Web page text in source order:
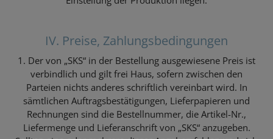
IV. Preise, Zahlungsbedingungen
1. Der von „SKS“ in der Bestellung ausgewiesene Preis ist
verbindlich und gilt frei Haus, sofern zwischen den
Parteien nichts anderes schriftlich vereinbart wird. In
sämtlichen Auftragsbestätigungen, Lieferpapieren und
Rechnungen sind die Bestellnummer, die Artikel-Nr.,
Liefermenge und Lieferanschrift von „SKS“ anzugeben.